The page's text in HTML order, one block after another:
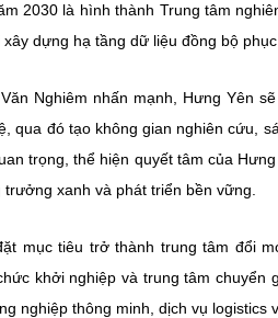
2030 là hình thành Trung tâm
dựng hạ tầng dữ liệu đồng bộ
Nghiêm nhấn mạnh, Hưng Yên
qua đó tạo không gian nghiên cứu,
trọng, thể hiện quyết tâm của
xanh và phát triển bền vững.
mục tiêu trở thành trung tâm đổi
khởi nghiệp và trung tâm chuyển
nghiệp thông minh, dịch vụ logistics